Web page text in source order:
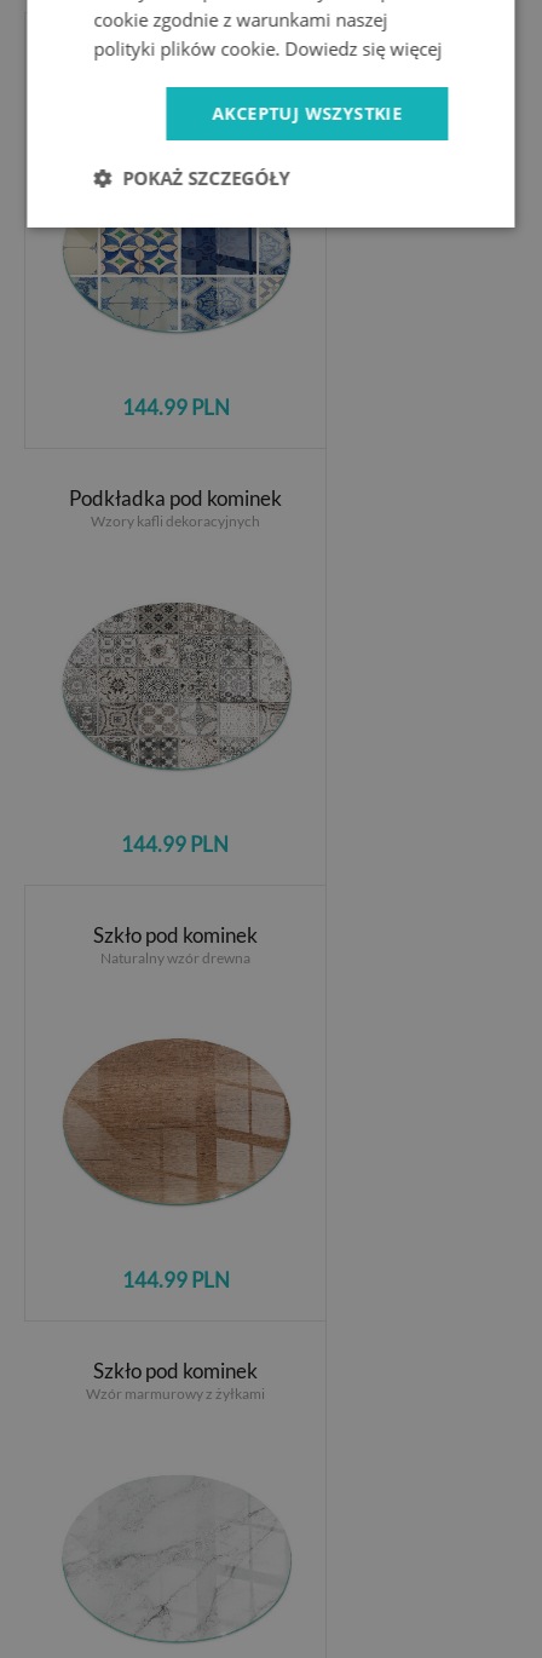
Szyba pod kominek
Wzory ceramicznych płytek
144.99 PLN
Podkładka pod kominek
Wzory kafli dekoracyjnych
144.99 PLN
Szkło pod kominek
Naturalny wzór drewna
144.99 PLN
Szkło pod kominek
Wzór marmurowy z żyłkami
cookie zgodnie z warunkami naszej
polityki plików cookie. Dowiedz się więcej
AKCEPTUJ WSZYSTKIE
POKAŻ SZCZEGÓŁY